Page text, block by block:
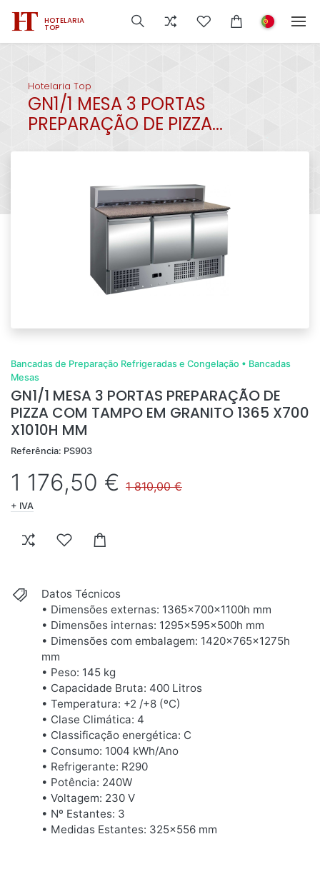
HOTELARIA
TOP
Hotelaria Top
GN1/1 MESA 3 PORTAS
PREPARAÇÃO DE PIZZA...
Bancadas de Preparação Refrigeradas e Congelação • Bancadas
Mesas
GN1/1 MESA 3 PORTAS PREPARAÇÃO DE
PIZZA COM TAMPO EM GRANITO 1365 X700
X1010H MM
Referência: PS903
1 176,50 € 1 810,00 €
+ IVA
Datos Técnicos
• Dimensões externas: 1365x700x1100h mm
• Dimensões internas: 1295x595x500h mm
• Dimensões com embalagem: 1420x765x1275h
mm
• Peso: 145 kg
• Capacidade Bruta: 400 Litros
• Temperatura: +2 /+8 (ºC)
• Clase Climática: 4
• Classificação energética: C
• Consumo: 1004 kWh/Ano
• Refrigerante: R290
• Potência: 240W
• Voltagem: 230 V
• Nº Estantes: 3
• Medidas Estantes: 325x556 mm